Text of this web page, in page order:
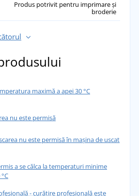
Produs potrivit pentru imprimare și
broderie
maximă a apei 30 °C
nu este permisă
nu este permisă în mașina de uscat
a se călca la temperaturi minime
- curățire profesională este